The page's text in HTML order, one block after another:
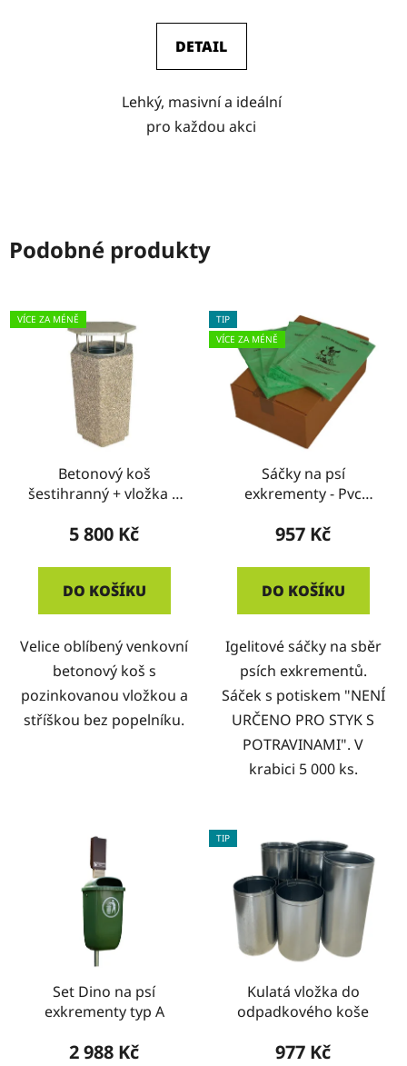
DETAIL
Lehký, masivní a ideální
pro každou akci
Podobné produkty
VÍCE ZA MÉNĚ
Betonový koš
šestihranný + vložka +
5 800 Kč
DO KOŠÍKU
Velice oblíbený venkovní
betonový koš s
pozinkovanou vložkou a
stříškou bez popelníku.
TIP
VÍCE ZA MÉNĚ
Sáčky na psí
exkrementy - Pvc
KRABICE
957 Kč
DO KOŠÍKU
Igelitové sáčky na sběr
psích exkrementů.
Sáček s potiskem "NENÍ
URČENO PRO STYK S
POTRAVINAMI". V
krabici 5 000 ks.
Set Dino na psí
exkrementy typ A
2 988 Kč
TIP
Kulatá vložka do
odpadkového koše
977 Kč